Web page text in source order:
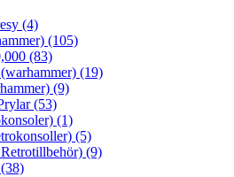
(4)
(105)
(83)
(19)
(9)
(53)
(1)
(5)
(9)
(38)